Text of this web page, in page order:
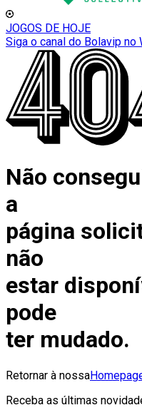
JOGOS DE HOJE
Siga o canal do Bolavip no
Não
a
página
não
estar
pode
ter mudado.
Retornar à nossa
Receba as últimas